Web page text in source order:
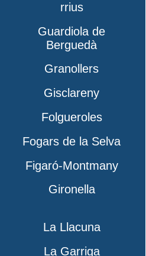
rrius
Guardiola de
Berguedà
Granollers
Gisclareny
Folgueroles
Fogars de la Selva
Figaró-Montmany
Gironella
La Llacuna
La Garriga